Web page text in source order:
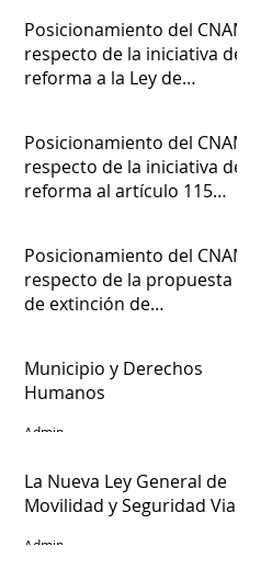
Posicionamiento del CNAM
respecto de la iniciativa de
reforma a la Ley de
Posicionamiento del CNAM
respecto de la iniciativa de
reforma al artículo 115
Posicionamiento del CNAM
respecto de la propuesta
de extinción de
Municipio y Derechos
Humanos
Admin
La Nueva Ley General de
Movilidad y Seguridad Vial
Admin